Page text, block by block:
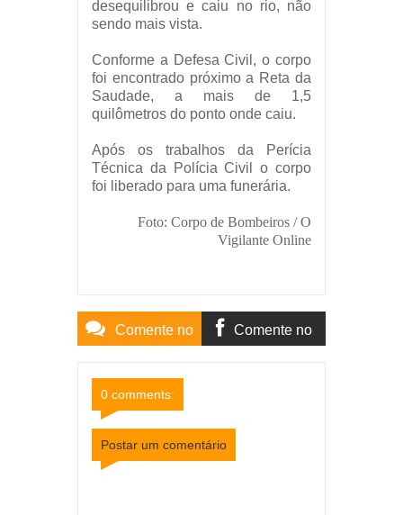
desequilibrou e caiu no rio, não
sendo mais vista.
Conforme a Defesa Civil, o corpo
foi encontrado próximo a Reta da
Saudade, a mais de 1,5
quilômetros do ponto onde caiu.
Após os trabalhos da Perícia
Técnica da Polícia Civil o corpo
foi liberado para uma funerária.
Foto: Corpo de Bombeiros / O
Vigilante Online
Comente no Comente no
0 comments:
Postar um comentário